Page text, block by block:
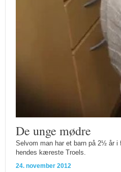
De unge mødre
Selvom man har et barn på 2½ år
hendes kæreste Troels.
24. november 2012